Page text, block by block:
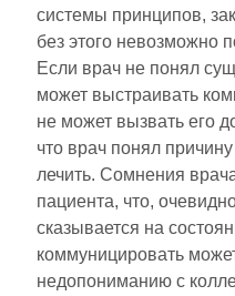
системы принципов,
без этого невозможно
Если врач не понял
может выстраивать
не может вызвать его
что врач понял
лечить. Сомнения
пациента, что,
сказывается на
коммуницировать
недопониманию с